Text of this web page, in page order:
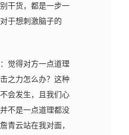
干货，都是一步一
于想刺激脑子的
觉得对方一点道理
之力怎么办？这种
会发生，且我们心
不是一点道理都没
青云站在我对面，